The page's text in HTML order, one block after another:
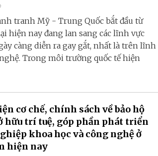
tranh Mỹ - Trung Quốc bắt đầu từ
hiện nay đang lan sang các lĩnh vực
càng diễn ra gay gắt, nhất là trên lĩnh
Trong môi trường quốc tế hiện
cơ chế, chính sách về bảo hộ
hữu trí tuệ, góp phần phát triển
khoa học và công nghệ ở
hiện nay